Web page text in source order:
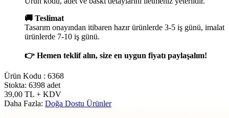
🚚 Teslimat
Tasarım onayından itibaren hazır ürünlerde 3-5 iş günü, imalat
ürünlerde 7-10 iş günü.
👉 Hemen teklif alın, size en uygun fiyatı paylaşalım!
Ürün Kodu : 6368
Stokta: 6398 adet
39,00 TL + KDV
Daha Fazla: Doğa Dostu Ürünler